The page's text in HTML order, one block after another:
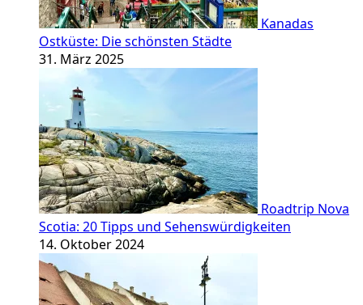
Kanadas
Ostküste: Die schönsten Städte
31. März 2025
Roadtrip Nova
Scotia: 20 Tipps und Sehenswürdigkeiten
14. Oktober 2024